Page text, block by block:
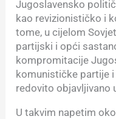
Jugoslavensko
kao revizionističko i
tome, u cijelom
partijski i opći
kompromitacije
komunističke partije
redovito objavljivano
U takvim napetim